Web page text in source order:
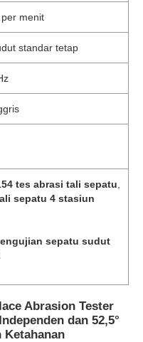
menit
standar tetap
tes abrasi tali sepatu
sepatu 4 stasiun
sepatu sudut
Abrasion Tester
dan 52,5°